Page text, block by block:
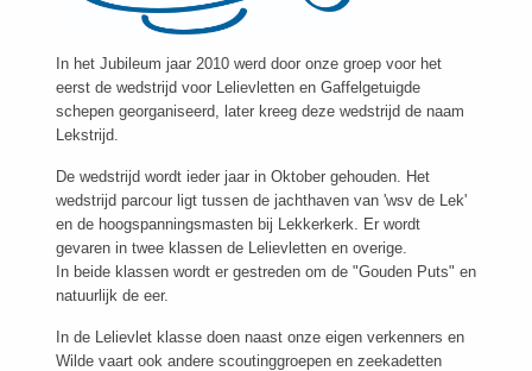
In het Jubileum jaar 2010 werd door onze groep voor het
eerst de wedstrijd voor Lelievletten en Gaffelgetuigde
schepen georganiseerd, later kreeg deze wedstrijd de naam
Lekstrijd.
De wedstrijd wordt ieder jaar in Oktober gehouden. Het
wedstrijd parcour ligt tussen de jachthaven van 'wsv de Lek'
en de hoogspanningsmasten bij Lekkerkerk. Er wordt
gevaren in twee klassen de Lelievletten en overige.
In beide klassen wordt er gestreden om de "Gouden Puts" en
natuurlijk de eer.
In de Lelievlet klasse doen naast onze eigen verkenners en
Wilde vaart ook andere scoutinggroepen en zeekadetten